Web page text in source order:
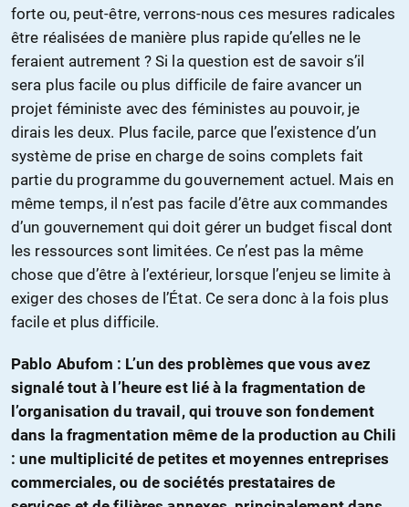
forte ou, peut-être, verrons-nous ces mesures radicales
être réalisées de manière plus rapide qu’elles ne le
feraient autrement ? Si la question est de savoir s’il
sera plus facile ou plus difficile de faire avancer un
projet féministe avec des féministes au pouvoir, je
dirais les deux. Plus facile, parce que l’existence d’un
système de prise en charge de soins complets fait
partie du programme du gouvernement actuel. Mais en
même temps, il n’est pas facile d’être aux commandes
d’un gouvernement qui doit gérer un budget fiscal dont
les ressources sont limitées. Ce n’est pas la même
chose que d’être à l’extérieur, lorsque l’enjeu se limite à
exiger des choses de l’État. Ce sera donc à la fois plus
facile et plus difficile.
Pablo Abufom : L’un des problèmes que vous avez
signalé tout à l’heure est lié à la fragmentation de
l’organisation du travail, qui trouve son fondement
dans la fragmentation même de la production au Chili
: une multiplicité de petites et moyennes entreprises
commerciales, ou de sociétés prestataires de